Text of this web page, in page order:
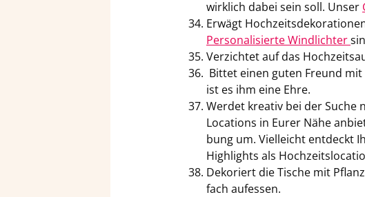
wirk­lich dabei sein soll. Unser
Er­wägt
Per­so­na­li­sier­te Wind­lich­ter
Ver­zich­tet auf das
Bit­tet einen guten Freund
ist es ihm eine Ehre.
Wer­det krea­tiv bei der Suche
Lo­ca­ti­ons in Eurer Nähe
bung um. Viel­leicht ent­deckt
High­lights als
De­ko­riert die Ti­sche mit
fach auf­es­sen.